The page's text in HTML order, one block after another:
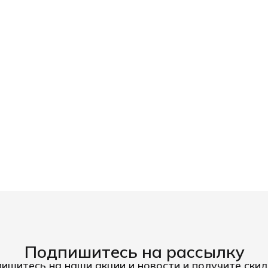
Подпишитесь на рассылку
на наши акции и новости и получите